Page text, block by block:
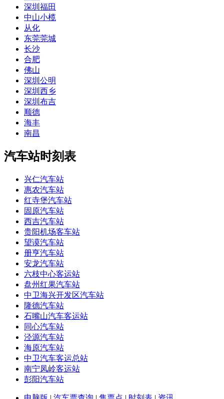
深圳福田
中山小榄
从化
东莞莞城
长沙
合肥
佛山
深圳公明
深圳西乡
深圳布吉
顺德
海丰
南昌
汽车站时刻表
兴仁汽车站
惠农汽车站
红寺堡汽车站
固原汽车站
西吉汽车站
贵阳机场客车站
望谟汽车站
册亨汽车站
安龙汽车站
六枝中心客运站
盘州红果汽车站
中卫海兴开发区汽车站
隆德汽车站
石嘴山汽车客运站
同心汽车站
泾源汽车站
海原汽车站
中卫汽车客运总站
南宁凤岭客运站
彭阳汽车站